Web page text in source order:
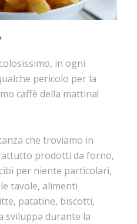
in ogni
pericolo per la
caffè della mattina!
che troviamo in
prodotti da forno,
per niente particolari,
tavole, alimenti
patatine, biscotti,
sviluppa durante la